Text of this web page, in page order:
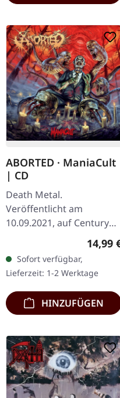
ABORTED · ManiaCult
| CD
Death Metal.
Veröffentlicht am
10.09.2021, auf Century
Media Records. CD im
kehren mit ihrem zehnten
Studiowerk "ManiaCult"
zurück…
14,99
Sofort verfügbar,
Lieferzeit: 1-2 Werktage
HINZUFÜGEN